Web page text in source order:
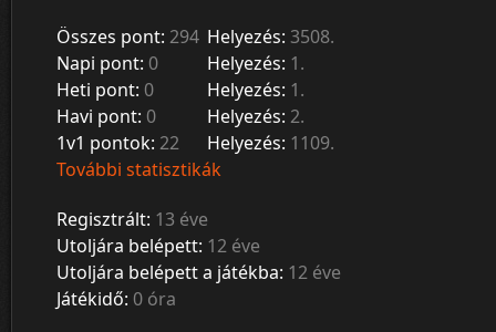
Összes pont: 294 Helyezés: 3508.
Napi pont: 0 Helyezés: 1.
Heti pont: 0 Helyezés: 1.
Havi pont: 0 Helyezés: 2.
1v1 pontok: 22 Helyezés: 1109.
További statisztikák
Regisztrált: 13 éve
Utoljára belépett: 12 éve
Utoljára belépett a játékba: 12 éve
Játékidő: 0 óra